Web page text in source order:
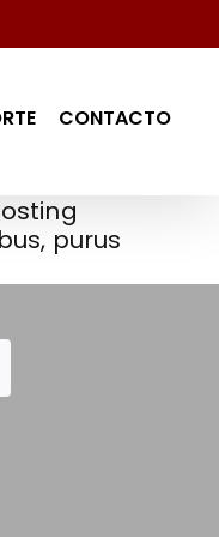
CONTACTO
purus